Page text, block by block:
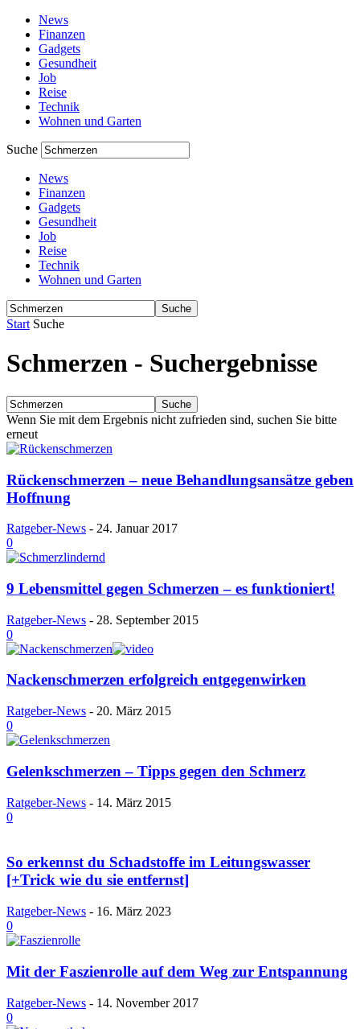
News
Finanzen
Gadgets
Gesundheit
Job
Reise
Technik
Wohnen und Garten
Suche
News
Finanzen
Gadgets
Gesundheit
Job
Reise
Technik
Wohnen und Garten
Start Suche
Schmerzen - Suchergebnisse
Wenn Sie mit dem Ergebnis nicht zufrieden sind, suchen Sie bitte
erneut
Rückenschmerzen – neue Behandlungsansätze geben
Hoffnung
Ratgeber-News - 24. Januar 2017
0
9 Lebensmittel gegen Schmerzen – es funktioniert!
Ratgeber-News - 28. September 2015
0
Nackenschmerzen erfolgreich entgegenwirken
Ratgeber-News - 20. März 2015
0
Gelenkschmerzen – Tipps gegen den Schmerz
Ratgeber-News - 14. März 2015
0
So erkennst du Schadstoffe im Leitungswasser
[+Trick wie du sie entfernst]
Ratgeber-News - 16. März 2023
0
Mit der Faszienrolle auf dem Weg zur Entspannung
Ratgeber-News - 14. November 2017
0